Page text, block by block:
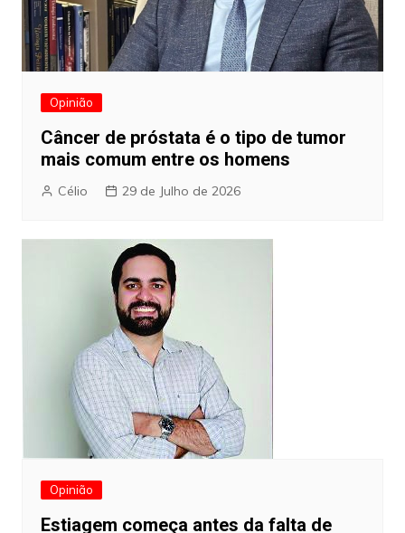
Opinião
Câncer de próstata é o tipo de tumor
mais comum entre os homens
Célio 29 de Julho de 2026
Opinião
Estiagem começa antes da falta de